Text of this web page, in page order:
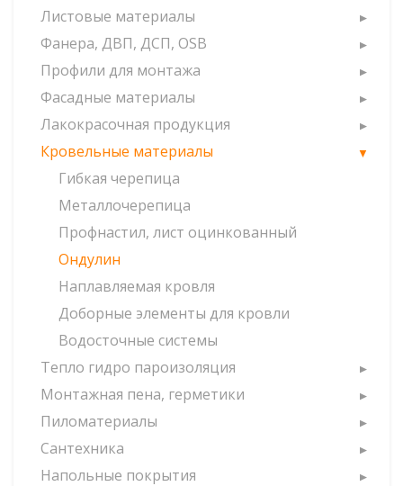
Листовые материалы
Фанера, ДВП, ДСП, OSB
Профили для монтажа
Фасадные материалы
Лакокрасочная продукция
Кровельные материалы
Гибкая черепица
Металлочерепица
Профнастил, лист оцинкованный
Ондулин
Наплавляемая кровля
Доборные элементы для кровли
Водосточные системы
Тепло гидро пароизоляция
Монтажная пена, герметики
Пиломатериалы
Сантехника
Напольные покрытия